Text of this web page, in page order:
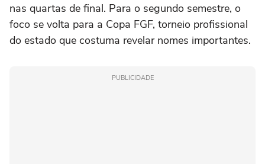
nas quartas de final. Para o segundo semestre, o
foco se volta para a Copa FGF, torneio profissional
do estado que costuma revelar nomes importantes.
PUBLICIDADE